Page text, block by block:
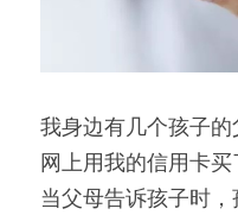
我身边有几个孩子
网上用我的信用卡买
当父母告诉孩子时，